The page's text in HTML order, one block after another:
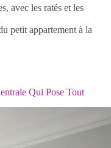
avec les ratés et les
petit appartement à la
Qui Pose Tout